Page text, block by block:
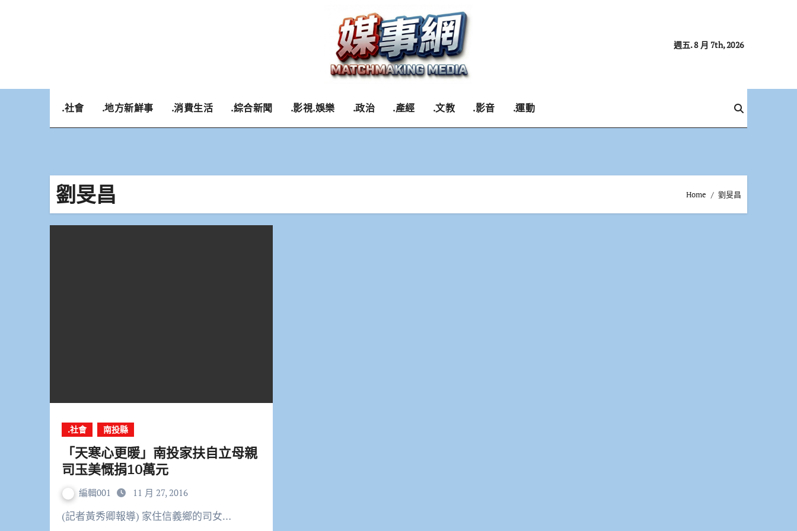
週五. 8 月 7th, 2026
.社會 .地方新鮮事 .消費生活 .綜合新聞 .影視.娛樂 .政治 .產經 .文教 .影音 .運動
劉旻昌 Home 劉旻昌
.社會 南投縣
「天寒心更暖」南投家扶自立母親
司玉美慨捐10萬元
編輯001 11 月 27, 2016
(記者黃秀卿報導) 家住信義鄉的司女…